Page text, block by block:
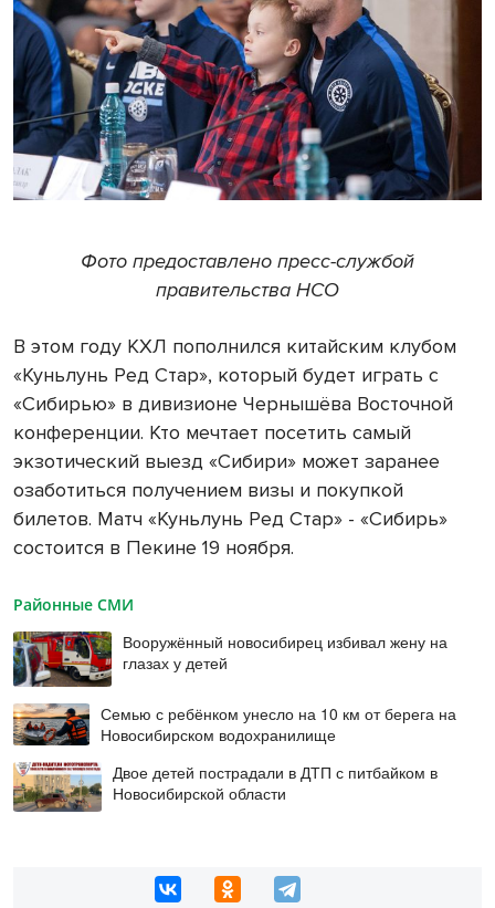
Фото предоставлено пресс-службой
правительства НСО
В этом году КХЛ пополнился китайским клубом
«Куньлунь Ред Стар», который будет играть с
«Сибирью» в дивизионе Чернышёва Восточной
конференции. Кто мечтает посетить самый
экзотический выезд «Сибири» может заранее
озаботиться получением визы и покупкой
билетов. Матч «Куньлунь Ред Стар» - «Сибирь»
состоится в Пекине 19 ноября.
Районные СМИ
Вооружённый новосибирец избивал жену на
глазах у детей
Семью с ребёнком унесло на 10 км от берега на
Новосибирском водохранилище
Двое детей пострадали в ДТП с питбайком в
Новосибирской области